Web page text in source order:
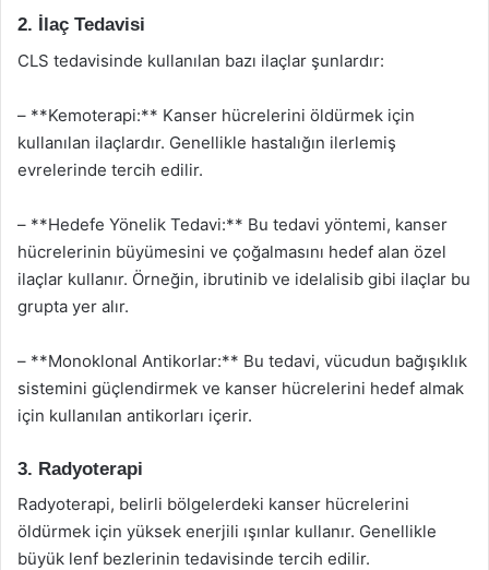
2. İlaç Tedavisi
CLS tedavisinde kullanılan bazı ilaçlar şunlardır:
– **Kemoterapi:** Kanser hücrelerini öldürmek için
kullanılan ilaçlardır. Genellikle hastalığın ilerlemiş
evrelerinde tercih edilir.
– **Hedefe Yönelik Tedavi:** Bu tedavi yöntemi, kanser
hücrelerinin büyümesini ve çoğalmasını hedef alan özel
ilaçlar kullanır. Örneğin, ibrutinib ve idelalisib gibi ilaçlar bu
grupta yer alır.
– **Monoklonal Antikorlar:** Bu tedavi, vücudun bağışıklık
sistemini güçlendirmek ve kanser hücrelerini hedef almak
için kullanılan antikorları içerir.
3. Radyoterapi
Radyoterapi, belirli bölgelerdeki kanser hücrelerini
öldürmek için yüksek enerjili ışınlar kullanır. Genellikle
büyük lenf bezlerinin tedavisinde tercih edilir.